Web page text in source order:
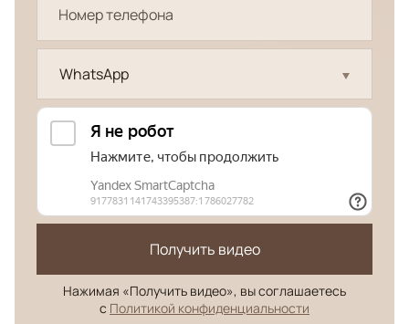
WhatsApp
Получить видео
Нажимая «Получить видео», вы соглашаетесь
с Политикой конфиденциальности